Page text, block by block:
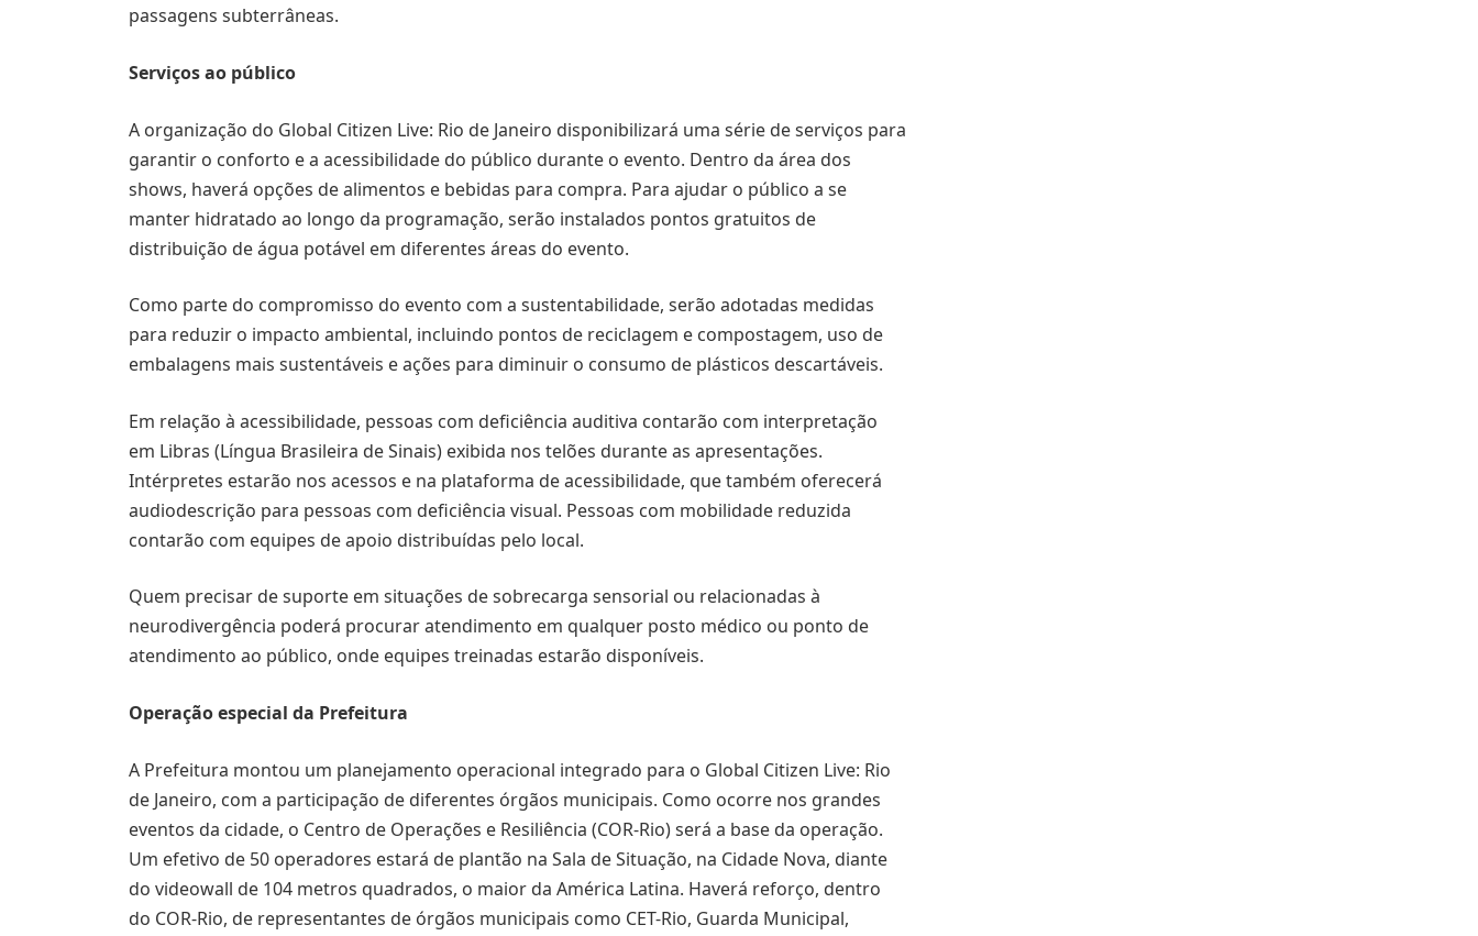
passagens subterrâneas.
Serviços ao público
A organização do Global Citizen Live: Rio de Janeiro disponibilizará uma série de serviços para
garantir o conforto e a acessibilidade do público durante o evento. Dentro da área dos
shows, haverá opções de alimentos e bebidas para compra. Para ajudar o público a se
manter hidratado ao longo da programação, serão instalados pontos gratuitos de
distribuição de água potável em diferentes áreas do evento.
Como parte do compromisso do evento com a sustentabilidade, serão adotadas medidas
para reduzir o impacto ambiental, incluindo pontos de reciclagem e compostagem, uso de
embalagens mais sustentáveis e ações para diminuir o consumo de plásticos descartáveis.
Em relação à acessibilidade, pessoas com deficiência auditiva contarão com interpretação
em Libras (Língua Brasileira de Sinais) exibida nos telões durante as apresentações.
Intérpretes estarão nos acessos e na plataforma de acessibilidade, que também oferecerá
audiodescrição para pessoas com deficiência visual. Pessoas com mobilidade reduzida
contarão com equipes de apoio distribuídas pelo local.
Quem precisar de suporte em situações de sobrecarga sensorial ou relacionadas à
neurodivergência poderá procurar atendimento em qualquer posto médico ou ponto de
atendimento ao público, onde equipes treinadas estarão disponíveis.
Operação especial da Prefeitura
A Prefeitura montou um planejamento operacional integrado para o Global Citizen Live: Rio
de Janeiro, com a participação de diferentes órgãos municipais. Como ocorre nos grandes
eventos da cidade, o Centro de Operações e Resiliência (COR-Rio) será a base da operação.
Um efetivo de 50 operadores estará de plantão na Sala de Situação, na Cidade Nova, diante
do videowall de 104 metros quadrados, o maior da América Latina. Haverá reforço, dentro
do COR-Rio, de representantes de órgãos municipais como CET-Rio, Guarda Municipal,